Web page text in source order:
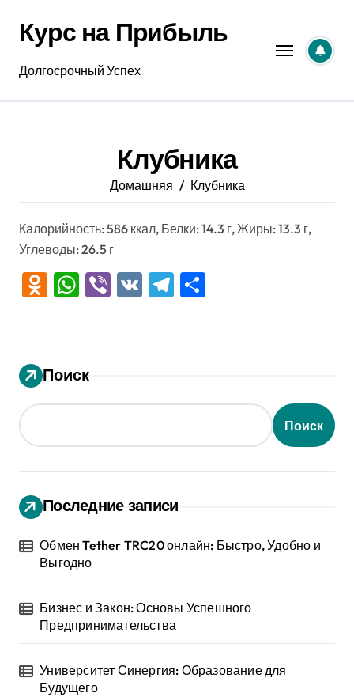
содержанию
Курс на Прибыль
Долгосрочный Успех
Клубника
Домашняя Клубника
Калорийность: 586 ккал, Белки: 14.3 г, Жиры: 13.3 г,
Углеводы: 26.5 г
Odnoklassniki
WhatsApp
Viber
VK Telegram
Поиск
Поиск
Последние записи
Обмен Tether TRC20 онлайн: Быстро, Удобно и
Выгодно
Бизнес и Закон: Основы Успешного
Предпринимательства
Университет Синергия: Образование для
Будущего